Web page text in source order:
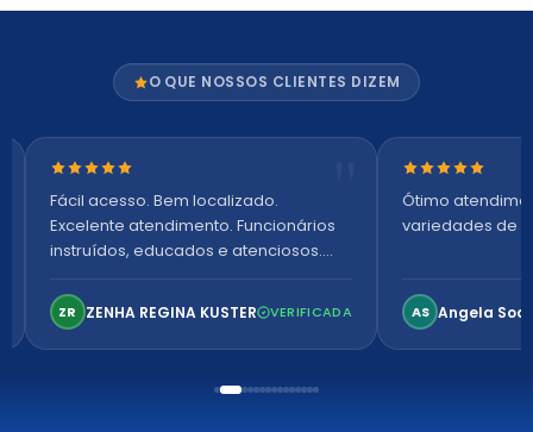
O QUE NOSSOS CLIENTES DIZEM
Nota 5 de 5 estrelas
Fácil acesso. Bem localizado.
Excelente atendimento. Funcionários
instruídos, educados e atenciosos.
confortável. Perfeito!
ZR ZENHA REGINA KUSTER VERIFICADA
Nota 5 de 5
Ótimo
variedades de
AS Angela